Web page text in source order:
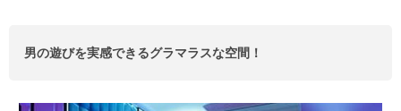
男の遊びを実感できるグラマラスな空間！